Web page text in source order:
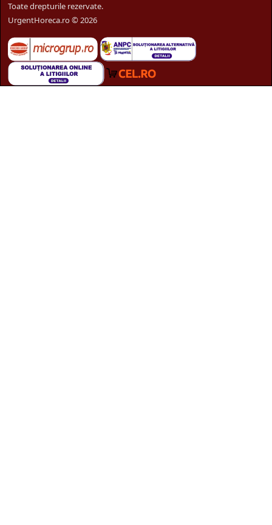
Toate drepturile rezervate.
UrgentHoreca.ro © 2026